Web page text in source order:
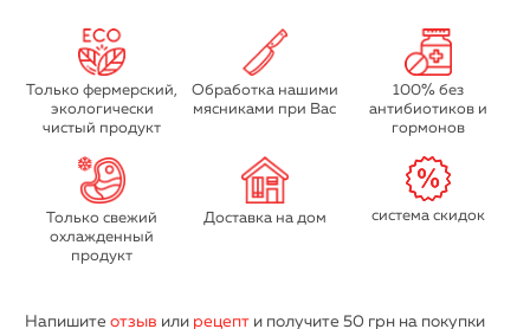
Только фермерский,
экологически
чистый продукт
Обработка нашими
мясниками при Вас
100% без
антибиотиков и
гормонов
Только свежий
охлажденный
продукт
Доставка на дом система скидок
Напишите отзыв или рецепт и получите 50 грн на покупки